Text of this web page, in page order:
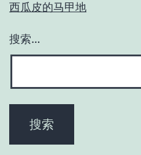
西瓜皮的马甲地
搜索…